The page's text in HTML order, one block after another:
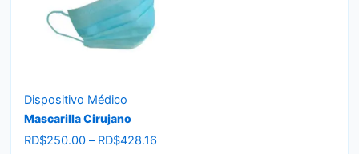
Dispositivo Médico
Mascarilla Cirujano
RD$250.00 – RD$428.16